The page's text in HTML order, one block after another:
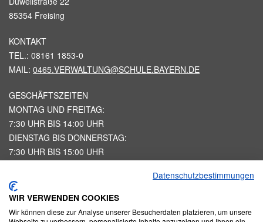
85354 Freising
KONTAKT
TEL.: 08161 1853-0
MAIL: 0465.VERWALTUNG@SCHULE.BAYERN.DE
GESCHÄFTSZEITEN
MONTAG UND FREITAG:
7:30 UHR BIS 14:00 UHR
DIENSTAG BIS DONNERSTAG:
7:30 UHR BIS 15:00 UHR
IMPRESSUM
DATENSCHUTZERKLAERUNG
Datenschutzbestimmungen
WIR VERWENDEN COOKIES
Wir können diese zur Analyse unserer Besucherdaten platzieren, um unsere